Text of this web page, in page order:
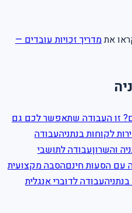
אתמדריך זכויות עובדים —
זו העבודה שתאפשר לכם גם
לקוחות בנתניהעבודה
והשרוןעבודה לתושבי
עם הסעות חינםהסבה מקצועית
עבודה לדוברי אנגלית